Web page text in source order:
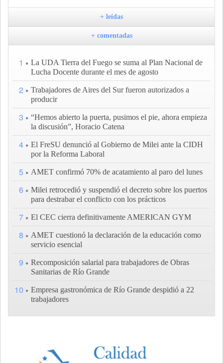
+ leídas
+ comentadas
1
La UDA Tierra del Fuego se suma al Plan Nacional de
Lucha Docente durante el mes de agosto
2
Trabajadores de Aires del Sur fueron autorizados a
producir
3
“Hemos abierto la puerta, pusimos el pie, ahora empieza
la discusión”, Horacio Catena
4
El FreSU denunció al Gobierno de Milei ante la CIDH
por la Reforma Laboral
5 AMET confirmó 70% de acatamiento al paro del lunes
6
Milei retrocedió y suspendió el decreto sobre los puertos
para destrabar el conflicto con los prácticos
7 El CEC cierra definitivamente AMERICAN GYM
8
AMET cuestionó la declaración de la educación como
servicio esencial
9
Recomposición salarial para trabajadores de Obras
Sanitarias de Río Grande
10
Empresa gastronómica de Río Grande despidió a 22
trabajadores